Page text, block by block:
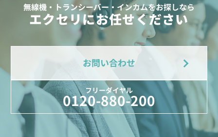
無線機・トランシーバー・インカムをお探しなら
エクセリにお任せください
お問い合わせ
フリーダイヤル
0120-880-200